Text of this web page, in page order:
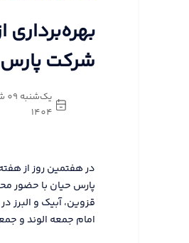
شرکت
1404
در هفتمین روز از
پارس حیان با حضور
قزوین، آبیک و البرز
امام جمعه الوند و